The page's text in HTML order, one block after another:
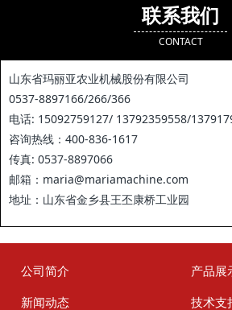
联系我们
CONTACT
山东省玛丽亚农业机械股份有限公司
0537-8897166/266/366
电话: 15092759127/ 13792359558/
咨询热线：400-836-1617
传真: 0537-8897066
邮箱：maria@mariamachine.com
地址：山东省金乡县王丕康桥工业园
公司简介
产品展
新闻动态
技术支